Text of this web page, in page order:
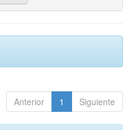
Anterior 1 Siguiente